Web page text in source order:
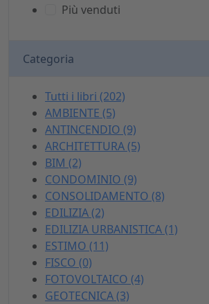
Più venduti
Categoria
Tutti i libri (202)
AMBIENTE (5)
ANTINCENDIO (9)
ARCHITETTURA (5)
BIM (2)
CONDOMINIO (9)
CONSOLIDAMENTO (8)
EDILIZIA (2)
EDILIZIA URBANISTICA (1)
ESTIMO (11)
FISCO (0)
FOTOVOLTAICO (4)
GEOTECNICA (3)